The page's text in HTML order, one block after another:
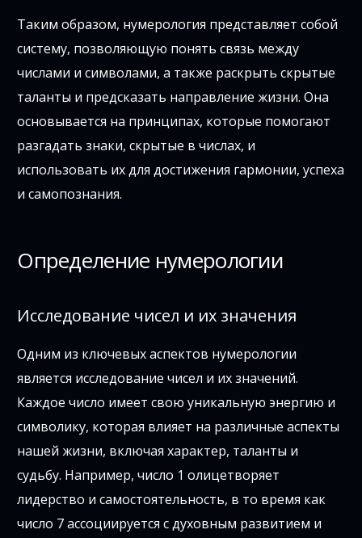
Таким образом, нумерология представляет собой
систему, позволяющую понять связь между
числами и символами, а также раскрыть скрытые
таланты и предсказать направление жизни. Она
основывается на принципах, которые помогают
разгадать знаки, скрытые в числах, и
использовать их для достижения гармонии, успеха
и самопознания.
Определение нумерологии
Исследование чисел и их значения
Одним из ключевых аспектов нумерологии
является исследование чисел и их значений.
Каждое число имеет свою уникальную энергию и
символику, которая влияет на различные аспекты
нашей жизни, включая характер, таланты и
судьбу. Например, число 1 олицетворяет
лидерство и самостоятельность, в то время как
число 7 ассоциируется с духовным развитием и